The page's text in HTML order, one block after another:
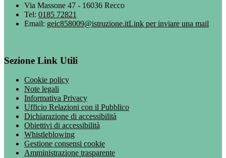
Via Massone 47 - 16036 Recco
Tel: 0185 72821
Email: geic858009@istruzione.itLink per inviare una mail
Sezione Link Utili
Cookie policy
Note legali
Informativa Privacy
Ufficio Relazioni con il Pubblico
Dichiarazione di accessibilità
Obiettivi di accessibilità
Whistleblowing
Gestione consensi cookie
Amministrazione trasparente